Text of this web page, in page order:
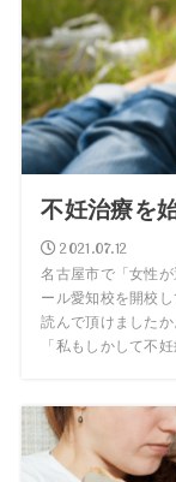
不妊治療を
2021.07.12
名古屋市で「女性
ール愛知校を開校
読んで頂けました
「私もしかして不妊